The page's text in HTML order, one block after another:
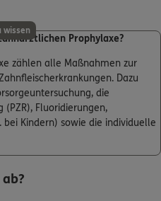
wissen
Prophylaxe?
zählen alle Maßnahmen zur
Dazu
die
Fluoridierungen,
bei Kindern) sowie die individuelle